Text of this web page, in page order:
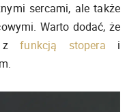
sercami, ale także
Warto dodać, że
zfunkcją stopera i